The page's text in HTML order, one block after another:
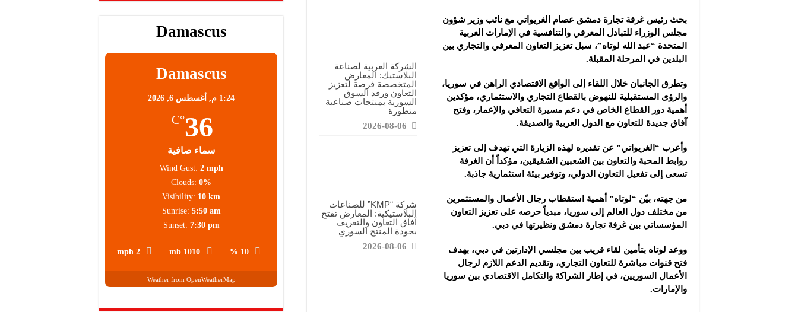
شركة “جالكسي أوتوميشن”: المعارض المتخصصة تساهم في دعم الصناعة السورية وتعزيز حضور المنتجات المحلية
شركة “علاء دعبول للكيماويات”: نحرص على توفير مواد أولية عالية الجودة لدعم الصناعة المحلية
شركة “عكاظ” للإمداد: مشاركتنا في المعرض خطوة للتوسع وتعزيز حضورنا في السوق
الشركة العربية لصناعة
البلاستيك: المعارض
المتخصصة فرصة لتعزيز
التعاون ورفد السوق
السورية بمنتجات صناعية
متطورة
2026-08-06
شركة “KMP” للصناعات
البلاستيكية: المعارض تفتح
آفاق التعاون والتعريف
بجودة المنتج السوري
2026-08-06
بحث رئيس غرفة تجارة دمشق عصام الغريواتي مع نائب وزير شؤون
‏مجلس الوزراء للتبادل المعرفي والتنافسية في الإمارات العربية
المتحدة “عبد ‏الله لوتاه”، سبل تعزيز التعاون المعرفي والتجاري بين
البلدين في المرحلة ‏المقبلة.‏
وتطرق الجانبان خلال اللقاء إلى ‏الواقع الاقتصادي الراهن في سوريا،
والرؤى المستقبلية للنهوض بالقطاع ‏التجاري والاستثماري، مؤكدين
أهمية دور القطاع الخاص في دعم مسيرة ‏التعافي والإعمار، وفتح
آفاق جديدة للتعاون مع الدول العربية والصديقة.‏
وأعرب “الغريواتي” عن تقديره لهذه الزيارة التي تهدف إلى تعزيز
روابط ‏المحبة والتعاون بين الشعبين الشقيقين، مؤكداً أن الغرفة
تسعى إلى تفعيل ‏التعاون الدولي، وتوفير بيئة استثمارية جاذبة.‏
من جهته، بيّن “لوتاه” أهمية استقطاب رجال الأعمال والمستثمرين
من مختلف ‏دول العالم إلى سوريا، مبدياً حرصه على تعزيز التعاون
المؤسساتي بين ‏غرفة تجارة دمشق ونظيرتها في دبي.‏
ووعد لوتاه بتأمين لقاء قريب بين مجلسي الإدارتين في دبي، بهدف
فتح قنوات ‏مباشرة للتعاون التجاري، وتقديم الدعم اللازم لرجال
الأعمال السوريين، في ‏إطار الشراكة والتكامل الاقتصادي بين سوريا
والإمارات.‏
Damascus
Damascus
1:24 م, أغسطس 6, 2026
36
°C
سماء صافية
10 %
1010 mb
2 mph
Wind Gust: 2 mph
Clouds: 0%
Visibility: 10 km
Sunrise: 5:50 am
Sunset: 7:30 pm
Weather from OpenWeatherMap